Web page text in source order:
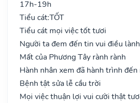
17h-19h
Tiểu cát:TỐT
Tiểu cát mọi việc tốt tươi
Người ta đem đến tin vui điều lành
Mất của Phương Tây rành rành
Hành nhân xem đã hành trình đến
Bệnh tật sửa lễ cầu trời
Mọi việc thuận lợi vui cười thật